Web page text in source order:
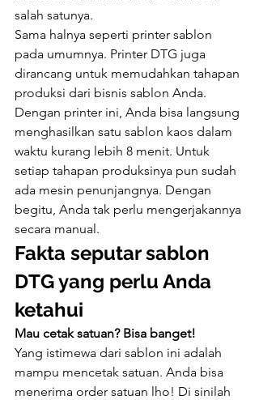
salah satunya.
Sama halnya seperti printer sablon
pada umumnya. Printer DTG juga
dirancang untuk memudahkan tahapan
produksi dari bisnis sablon Anda.
Dengan printer ini, Anda bisa langsung
menghasilkan satu sablon kaos dalam
waktu kurang lebih 8 menit. Untuk
setiap tahapan produksinya pun sudah
ada mesin penunjangnya. Dengan
begitu, Anda tak perlu mengerjakannya
secara manual.
Fakta seputar sablon
DTG yang perlu Anda
ketahui
Mau cetak satuan? Bisa banget!
Yang istimewa dari sablon ini adalah
mampu mencetak satuan. Anda bisa
menerima order satuan lho! Di sinilah